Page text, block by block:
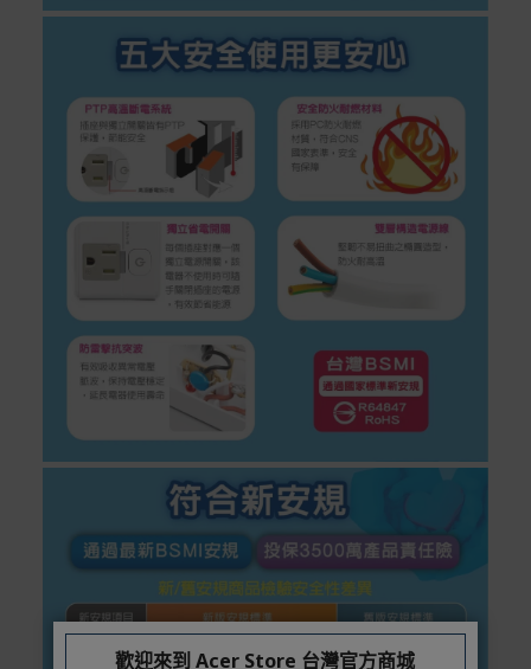
本站商品除有特別標示收取運費之商品，其餘全館皆可免
運宅配到府。
Acer旗下品牌商品除可宅配配送全台各地外，部分商品可
以選擇配送至全台各地服務中心。
在消費者完成訂單付款後兩個工作天內會安排訂單出貨，
非Acer旗下品牌商品依配合廠商規範，可能會有無法配送
外島的狀況，
您可以於「我的訂單」內查詢訂單出貨狀態 (路徑：我的帳
號 > 我的訂單)。
實際的到貨時間依配合的物流商做安排，在無特殊狀況下
可在出貨後的兩個工作天內送達。
預購商品依商品頁面上的出貨時間安排，且有可能因實際
生產狀況有延後情況發生。
保固與售後服務
Acer旗下品牌商品保固期限與說明請參考此連結：
s://www.acer.com/tw-zh/support/warranty/product-wa
非Acer旗下品牌商品保固依各商品和之廠商有所不同，詳
情請參考商品說明。
如有相關保固問題以及售後服務問題，您可以透過專線或
服務信箱聯繫客服。
歡迎來到 Acer Store 台灣官方商城